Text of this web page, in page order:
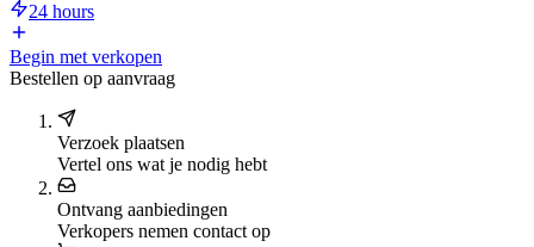
24 hours
Begin met verkopen
Bestellen op aanvraag
Verzoek plaatsen
Vertel ons wat je nodig hebt
Ontvang aanbiedingen
Verkopers nemen contact op